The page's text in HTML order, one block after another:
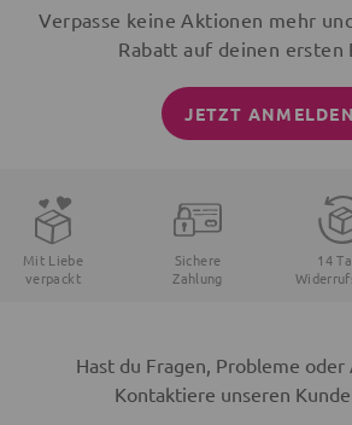
Verpasse keine Aktionen mehr
Rabatt auf deinen ersten
JETZT ANMELDEN
Mit Liebe
verpackt
Sichere
Zahlung
14
Hast du Fragen, Probleme oder
Kontaktiere unseren